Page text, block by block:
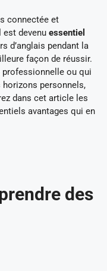
connectée et
devenu essentiel
d’anglais pendant la
façon de réussir.
professionnelle ou qui
horizons personnels,
dans cet article les
avantages qui en
des